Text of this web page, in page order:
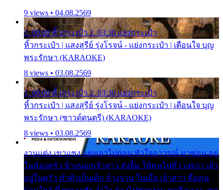
9 views • 04.08.2569
1. 00:00 หิ้วกระเป๋า 2. 03:30 แย่งกระเป๋า
หิ้วกระเป๋า | แสงสุรีย์ รุ่งโรจน์ - แย่งกระเป๋า | เตือนใจ บุญ
พระรักษา (KARAOKE)
8 views • 03.08.2569
1. 00:00 หิ้วกระเป๋า 2. 03:30 แย่งกระเป๋า
หิ้วกระเป๋า | แสงสุรีย์ รุ่งโรจน์ - แย่งกระเป๋า | เตือนใจ บุญ
พระรักษา (ซาวด์ดนตรี) (KARAOKE)
8 views • 03.08.2569
งานแต่ง เขาแซง แย่งเอาไปก่อน หัวใจอาวรณ์ มาซ่อน อยู่
ในห้องครัว ข้างนอกเจ้าสาว ส่งยิ้ม ให้คนไปทั่ว แต่เรา เฝ้า
อยู่ในครัว ทำตัวเป็นเด็ก ล้างจาน ในเมื่อ เจ้าสาว คือคน